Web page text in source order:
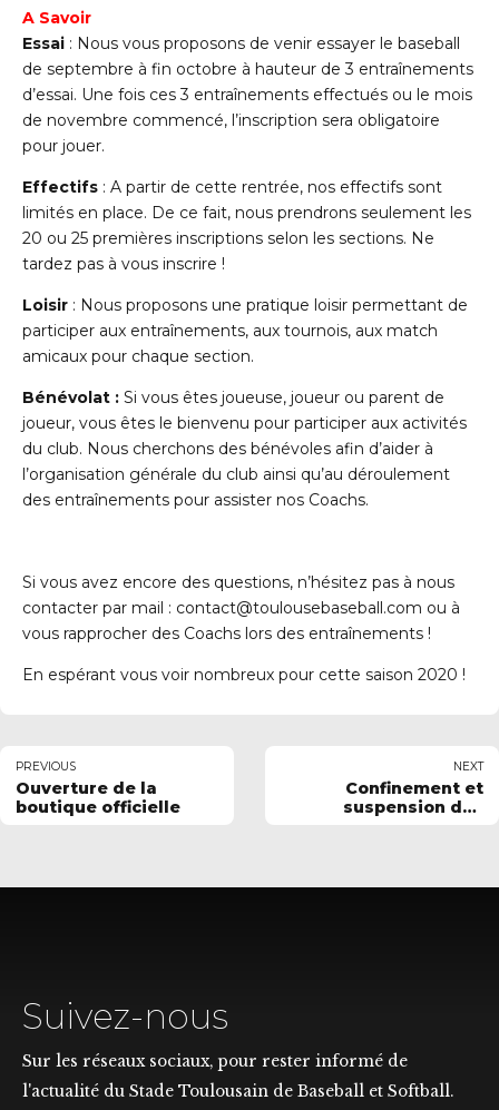
A Savoir
Essai : Nous vous proposons de venir essayer le baseball
de septembre à fin octobre à hauteur de 3 entraînements
d’essai. Une fois ces 3 entraînements effectués ou le mois
de novembre commencé, l’inscription sera obligatoire
pour jouer.
Effectifs : A partir de cette rentrée, nos effectifs sont
limités en place. De ce fait, nous prendrons seulement les
20 ou 25 premières inscriptions selon les sections. Ne
tardez pas à vous inscrire !
Loisir : Nous proposons une pratique loisir permettant de
participer aux entraînements, aux tournois, aux match
amicaux pour chaque section.
Bénévolat : Si vous êtes joueuse, joueur ou parent de
joueur, vous êtes le bienvenu pour participer aux activités
du club. Nous cherchons des bénévoles afin d’aider à
l’organisation générale du club ainsi qu’au déroulement
des entraînements pour assister nos Coachs.
Si vous avez encore des questions, n’hésitez pas à nous
contacter par mail : contact@toulousebaseball.com ou à
vous rapprocher des Coachs lors des entraînements !
En espérant vous voir nombreux pour cette saison 2020 !
PREVIOUS
Ouverture de la
boutique officielle
NEXT
Confinement et
suspension des
Suivez-nous
Sur les réseaux sociaux, pour rester informé de
l'actualité du Stade Toulousain de Baseball et Softball.